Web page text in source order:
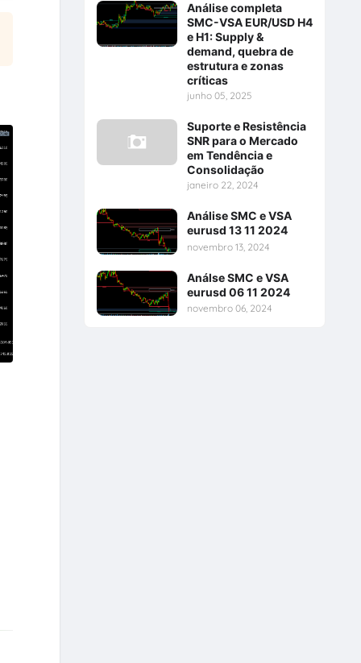
Análise completa
SMC-VSA EUR/USD H4
e H1: Supply &
demand, quebra de
estrutura e zonas
críticas
junho 05, 2025
Suporte e Resistência
SNR para o Mercado
em Tendência e
Consolidação
janeiro 22, 2024
Análise SMC e VSA
eurusd 13 11 2024
novembro 13, 2024
Análse SMC e VSA
eurusd 06 11 2024
novembro 06, 2024